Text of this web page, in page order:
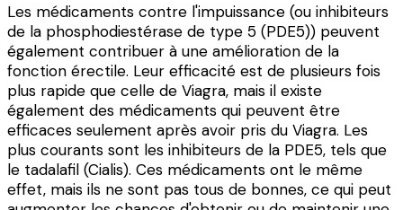
Les médicaments contre l'impuissance (ou inhibiteurs
de la phosphodiestérase de type 5 (PDE5)) peuvent
également contribuer à une amélioration de la
fonction érectile. Leur efficacité est de plusieurs fois
plus rapide que celle de Viagra, mais il existe
également des médicaments qui peuvent être
efficaces seulement après avoir pris du Viagra. Les
plus courants sont les inhibiteurs de la PDE5, tels que
le tadalafil (Cialis). Ces médicaments ont le même
effet, mais ils ne sont pas tous de bonnes, ce qui peut